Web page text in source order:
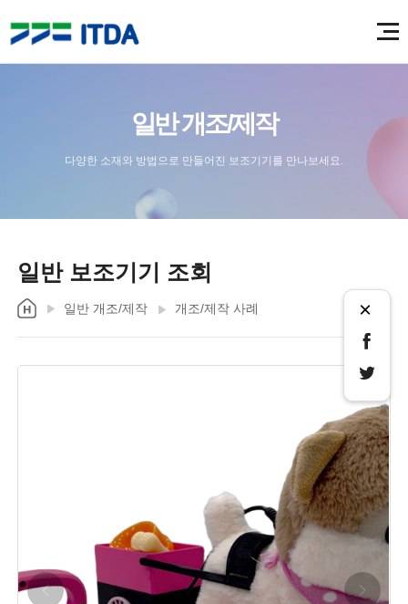
일반 개조/제작
다양한 소재와 방법으로 만들어진 보조기기를 만나보세요.
일반 보조기기 조회
일반 개조/제작 개조/제작 사례 ×